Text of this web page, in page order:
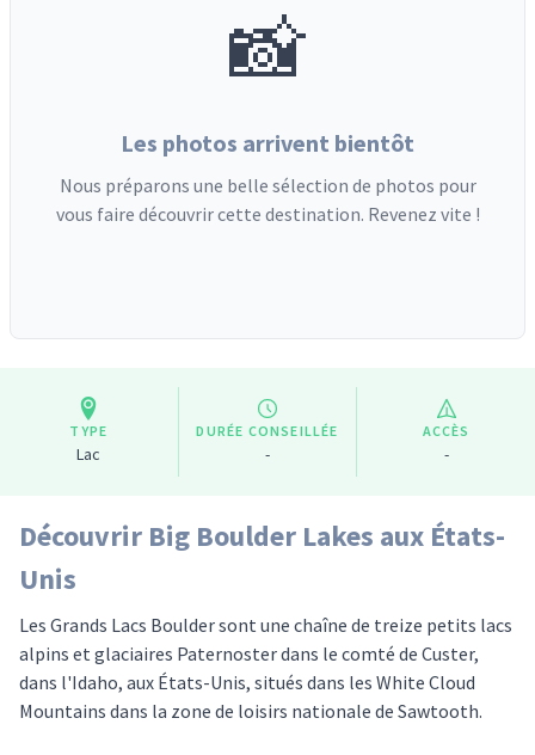
📸
Les photos arrivent bientôt
Nous préparons une belle sélection de photos pour
vous faire découvrir cette destination. Revenez vite !
TYPE
Lac
DURÉE CONSEILLÉE
-
ACCÈS
-
Découvrir Big Boulder Lakes aux États-
Unis
Les Grands Lacs Boulder sont une chaîne de treize petits lacs
alpins et glaciaires Paternoster dans le comté de Custer,
dans l'Idaho, aux États-Unis, situés dans les White Cloud
Mountains dans la zone de loisirs nationale de Sawtooth.